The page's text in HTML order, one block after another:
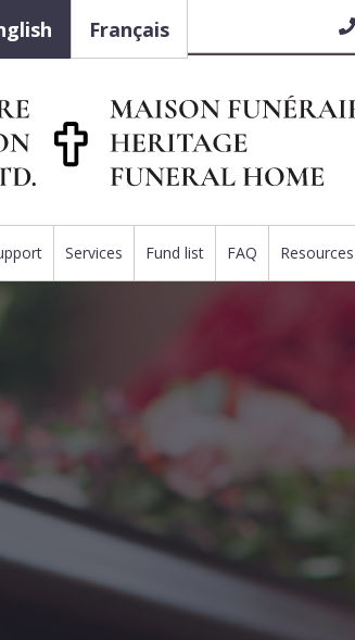
Français
Services Fund list FAQ Resources